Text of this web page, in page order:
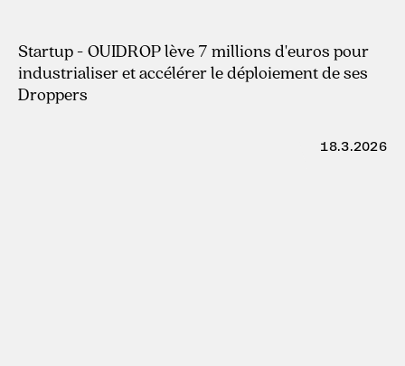
22.4.2026
Startup - OUIDROP lève 7 millions d'euros pour
industrialiser et accélérer le déploiement de ses
Droppers
18.3.2026